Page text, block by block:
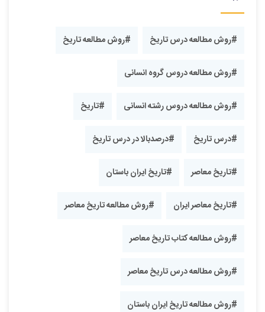
#روش مطالعه درس تاریخ #روش مطالعه تاریخ
#روش مطالعه دروس گروه انسانی
#روش مطالعه دروس رشته انسانی #تاریخ
#درس تاریخ #درصدبالا در درس تاریخ
#تاریخ معاصر #تاریخ ایران باستان
#تاریخ معاصر ایران #روش مطالعه تاریخ معاصر
#روش مطالعه کتاب تاریخ معاصر
#روش مطالعه درس تاریخ معاصر
#روش مطالعه تاریخ ایران باستان